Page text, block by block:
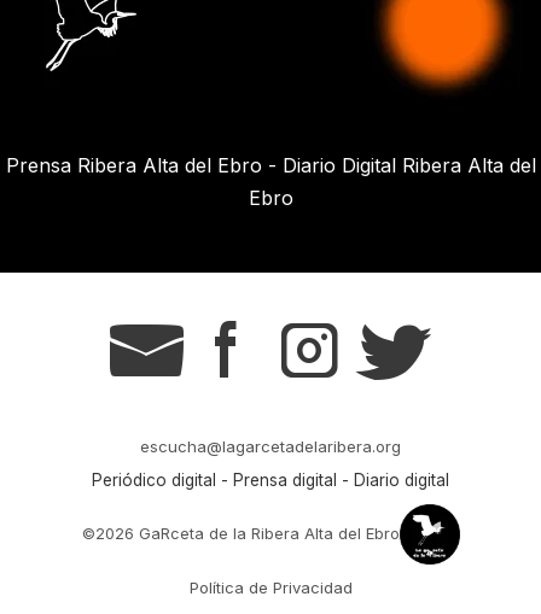
Prensa Ribera Alta del Ebro - Diario Digital Ribera Alta del
Ebro
g s t r
escucha@lagarcetadelaribera.org
Periódico digital - Prensa digital - Diario digital
©2026 GaRceta de la Ribera Alta del Ebro
Política de Privacidad